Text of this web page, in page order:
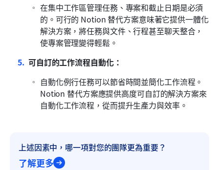
在集中工作區管理任務、專案和截止日期是必須
的。可行的 Notion 替代方案意味著它提供一體化
解決方案，將任務與文件、行程甚至聊天整合，
使專案管理變得輕鬆。
可自訂的工作流程自動化：
自動化例行任務可以節省時間並簡化工作流程。
Notion 替代方案應提供高度可自訂的解決方案來
自動化工作流程，從而提升生產力與效率。
上述因素中，哪一項對您的團隊更為重要？
了解更多